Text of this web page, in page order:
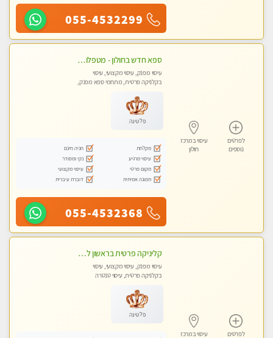
055-4532299
לפרטים
נוספים
עיסוי במרכז
חולון
ספא חדש בחולון - מטפלות מקצועיות ברמה גבוהה מומלץ מאוד !!! . . highly recommended..new in the city -אין פרטים נוספים במקום -ללא מין !!
עיסוי מפנק, עיסוי מקצועי, עיסוי
בקלניקה פרטית, מתחמי ספא מפנק,
פלטינה
מקלחת
חניה חינם
עיסוי מרגיע
נקי ומסודר
מקום פרטי
עיסוי מקצועי
תמונה אמיתית
דוברת עיברית
055-4532368
לפרטים
עיסוי במרכז
קליניקה פרטית בראשון לציון לעיסוי מקצועי חדש ומיוחד !!טל - 053-8232997
עיסוי מפנק, עיסוי מקצועי, עיסוי
בקלניקה פרטית, עיסוי טנטרה
פלטינה